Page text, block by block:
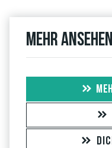
Mehr ansehen